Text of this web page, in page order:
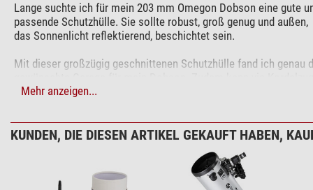
Lange suchte ich für mein 203 mm Omegon Dobson eine gute
passende Schutzhülle. Sie sollte robust, groß genug und außen,
das Sonnenlicht reflektierend, beschichtet sein.
Mit dieser großzügig geschnittenen Schutzhülle fand ich genau
Schutzhülle unterhalb der Rockerbox verschnürt werden, was
Damit kein Kondenswasser unter der Schutzhülle entstehen und
so ich denn nicht regelmäßig beobachten kann, und lüfte gut
Mit dieser Schutzhülle darf mein Dobson nun ganzjährig auf dem
Mehr anzeigen...
KUNDEN, DIE DIESEN ARTIKEL GEKAUFT HABEN,